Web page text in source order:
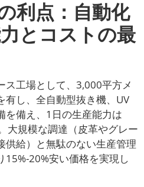
利点：自動化
とコストの最
ス工場として、3,000平方メ
有し、全自動型抜き機、UV
を備え、1日の生産能力は
大規模な調達（皮革やグレー
供給）と無駄のない生産管理
15%-20%安い価格を実現し